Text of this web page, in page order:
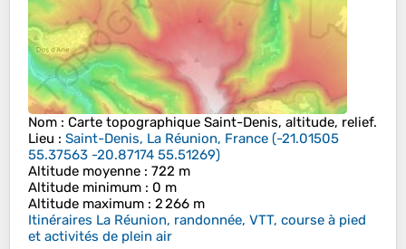
Nom : Carte topographique Saint-Denis, altitude, relief.
Lieu : Saint-Denis, La Réunion, France (-21.01505
55.37563 -20.87174 55.51269)
Altitude moyenne : 722 m
Altitude minimum : 0 m
Altitude maximum : 2 266 m
Itinéraires La Réunion, randonnée, VTT, course à pied
et activités de plein air